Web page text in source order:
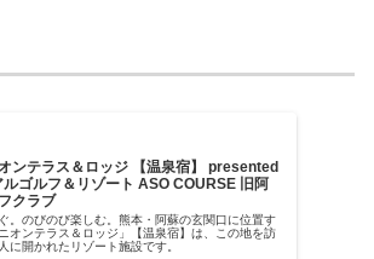
ンテラス＆ロッジ 【温泉宿】 presented
ルゴルフ＆リゾート ASO COURSE 旧阿
クラブ
。のびのび楽しむ。熊本・阿蘇の玄関口に位置す
オンテラス＆ロッジ」【温泉宿】は、この地を訪
に開かれたリゾート施設です。